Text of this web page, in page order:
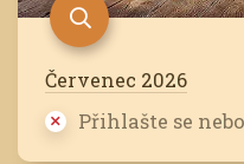
Červenec 2026
Přihlašte se